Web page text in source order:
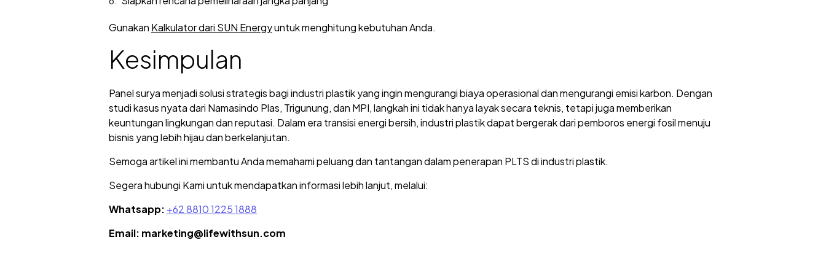
Gunakan Kalkulator dari SUN Energyuntuk menghitung kebutuhan Anda.
Kesimpulan
Panel surya menjadi solusi strategis bagi industri plastik yang ingin mengurangi biaya operasional dan mengurangi emisi karbon. Dengan
studi kasus nyata dari Namasindo Plas, Trigunung, dan MPI, langkah ini tidak hanya layak secara teknis, tetapi juga memberikan
keuntungan lingkungan dan reputasi. Dalam era transisi energi bersih, industri plastik dapat bergerak dari pemboros energi fosil menuju
bisnis yang lebih hijau dan berkelanjutan.
Semoga artikel ini membantu Anda memahami peluang dan tantangan dalam penerapan PLTS di industri plastik.
Segera hubungi Kami untuk mendapatkan informasi lebih lanjut, melalui:
Whatsapp: +62 8810 1225 1888
Email: marketing@lifewithsun.com